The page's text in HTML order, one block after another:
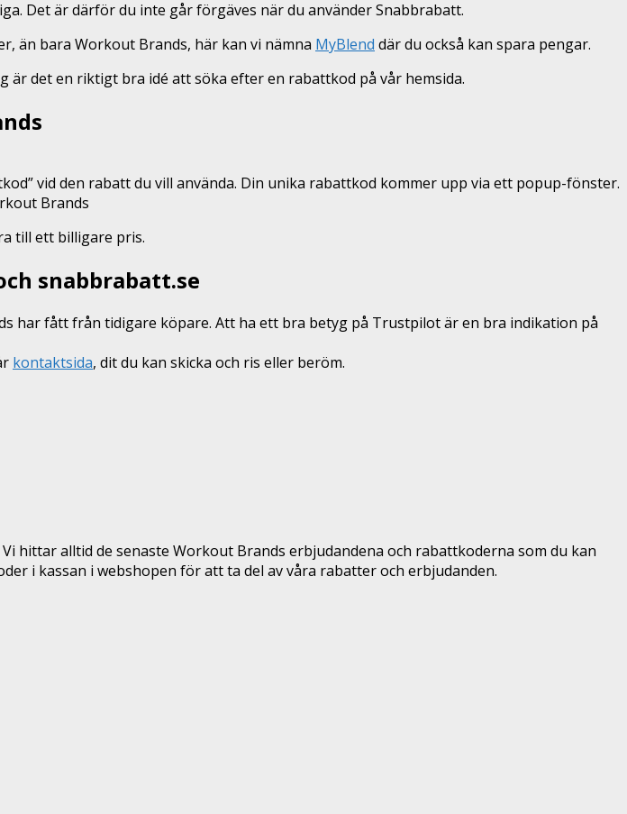
Det är därför du inte går förgäves när du använder Snabbrabatt.
än bara Workout Brands, här kan vi nämna MyBlend där du också kan spara pengar.
är det en riktigt bra idé att söka efter en rabattkod på vår hemsida.
vid den rabatt du vill använda. Din unika rabattkod kommer upp via ett popup-fönster.
Brands
till ett billigare pris.
snabbrabatt.se
har fått från tidigare köpare. Att ha ett bra betyg på Trustpilot är en bra indikation på
kontaktsida, dit du kan skicka och ris eller beröm.
hittar alltid de senaste Workout Brands erbjudandena och rabattkoderna som du kan
i kassan i webshopen för att ta del av våra rabatter och erbjudanden.